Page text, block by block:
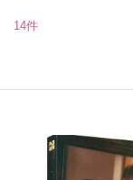
14件